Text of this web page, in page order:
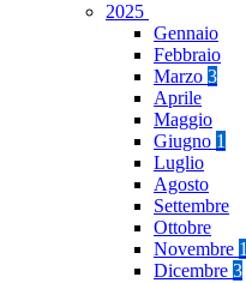
2025
Gennaio
Febbraio
Marzo 3
Aprile
Maggio
Giugno 1
Luglio
Agosto
Settembre
Ottobre
Novembre 1
Dicembre 3